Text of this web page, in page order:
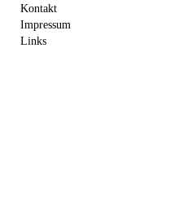
Kontakt
Impressum
Links